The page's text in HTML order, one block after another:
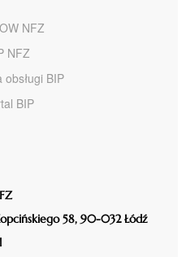
NFZ
NFZ
obsługi BIP
BIP
58, 90-032 Łódź